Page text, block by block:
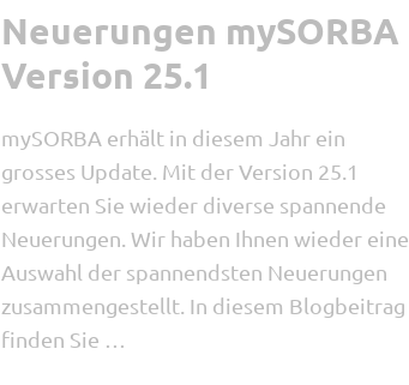
Neuerungen mySORBA
Version 25.1
mySORBA erhält in diesem Jahr ein
grosses Update. Mit der Version 25.1
erwarten Sie wieder diverse spannende
Neuerungen. Wir haben Ihnen wieder eine
Auswahl der spannendsten Neuerungen
zusammengestellt. In diesem Blogbeitrag
finden Sie …